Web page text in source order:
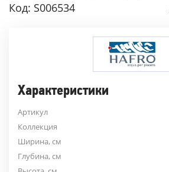
Код: S006534
Характеристики
Артикул
Коллекция
Ширина, см
Глубина, см